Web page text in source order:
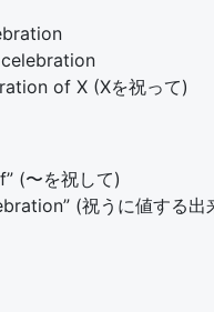
of X (Xを祝って)
(〜を祝して)
(祝うに値する出